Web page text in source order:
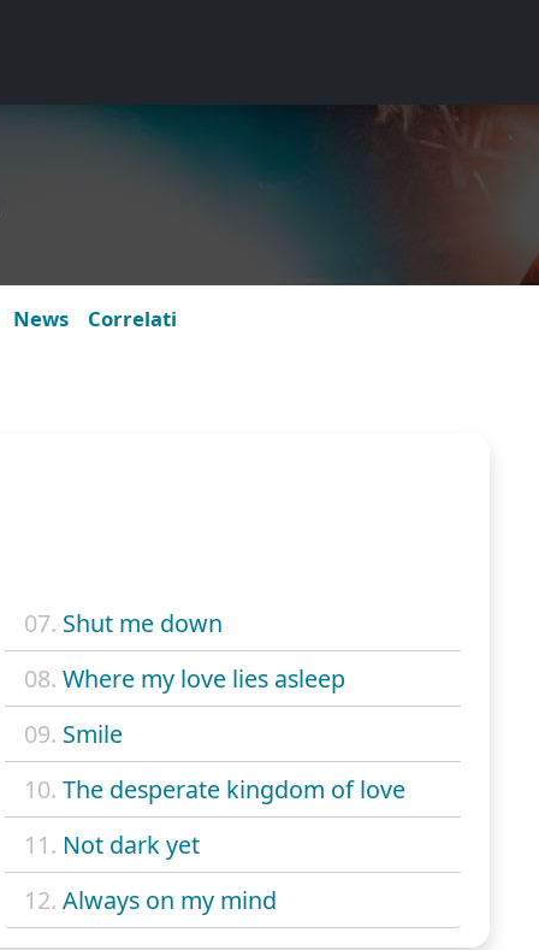
News Correlati
07. Shut me down
08. Where my love lies asleep
09. Smile
10. The desperate kingdom of love
11. Not dark yet
12. Always on my mind